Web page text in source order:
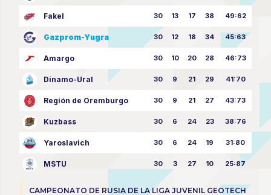
Fakel 30 13 17 38 49:62
Gazprom-Yugra 30 12 18 34 45:63
Amargo 30 10 20 28 46:73
Dinamo-Ural 30 9 21 29 41:70
Región de Oremburgo 30 9 21 27 43:73
Kuzbass 30 6 24 23 38:76
Yaroslavich 30 6 24 19 31:80
MSTU 30 3 27 10 25:87
CAMPEONATO DE RUSIA DE LA LIGA JUVENIL GEOTECH